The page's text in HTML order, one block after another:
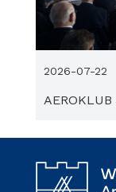
2026-07-22